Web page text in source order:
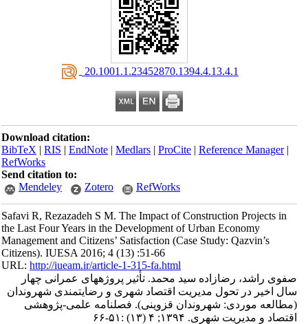
‎ 20.1001.1.23452870.1394.4.13.4.1
Download citation:
BibTeX|RIS|EndNote|Medlars|ProCite|Reference Manager
RefWorks
Send citation to:
Mendeley
Zotero RefWorks
Safavi R, Rezazadeh S M. The Impact of Construction Projects in
the Last Four Years in the Development of Urban Economy
Management and Citizens’ Satisfaction (Case Study: Qazvin’s
Citizens). IUESA 2016; 4 (13) :51-66
URL:http://iueam.ir/article-1-315-fa.html
صفوی راشد، رضازاده سید محمد. تأثیر پروژه‎های عمرانی چهار
سال اخیر در تحول مدیریت اقتصاد شهری و رضایتمندی شهروندان
(مطالعه موردی: شهروندان قزوینی). فصلنامه علمی-پژوهشی
اقتصاد و مدیریت شهری. ۱۳۹۴; ۴ (۱۳) :۵۱-۶۶